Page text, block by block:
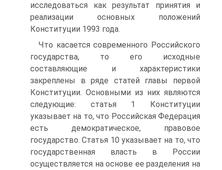
исследоваться как результат принятия и
реализации основных положений
Конституции 1993 года.
Что касается современного Российского
государства, то его исходные
составляющие и характеристики
закреплены в ряде статей главы первой
Конституции. Основными из них являются
следующие: статья 1 Конституции
указывает на то, что Российская Федерация
есть демократическое, правовое
государство. Статья 10 указывает на то, что
государственная власть в России
осуществляется на основе ее разделения на